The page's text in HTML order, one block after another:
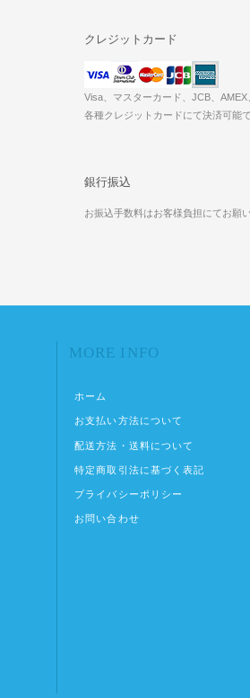
クレジットカード
Visa、マスターカード、JCB、
各種クレジットカードにて決済可能
銀行振込
お振込手数料はお客様負担にてお願
MORE INFO
ホーム
お支払い方法について
配送方法・送料について
特定商取引法に基づく表記
プライバシーポリシー
お問い合わせ